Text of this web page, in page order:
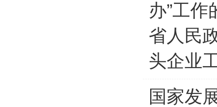
办”工作
省人民
头企业
国家发